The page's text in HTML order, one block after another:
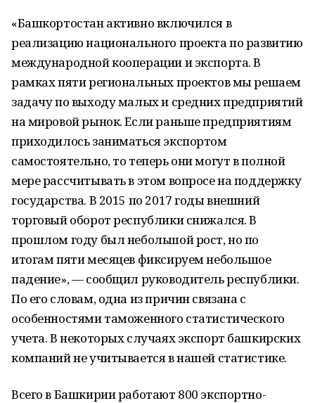
«Башкортостан активно включился в
реализацию национального проекта по развитию
международной кооперации и экспорта. В
рамках пяти региональных проектов мы решаем
задачу по выходу малых и средних предприятий
на мировой рынок. Если раньше предприятиям
приходилось заниматься экспортом
самостоятельно, то теперь они могут в полной
мере рассчитывать в этом вопросе на поддержку
государства. В 2015 по 2017 годы внешний
торговый оборот республики снижался. В
прошлом году был небольшой рост, но по
итогам пяти месяцев фиксируем небольшое
падение», — сообщил руководитель республики.
По его словам, одна из причин связана с
особенностями таможенного статистического
учета. В некоторых случаях экспорт башкирских
компаний не учитывается в нашей статистике.
Всего в Башкирии работают 800 экспортно-